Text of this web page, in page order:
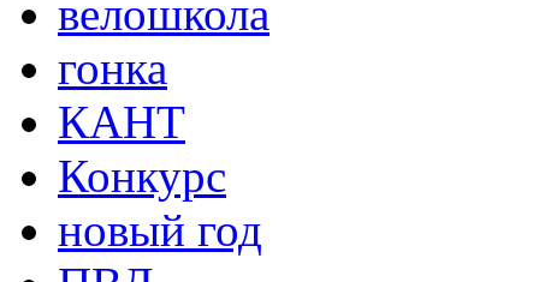
велошкола
гонка
КАНТ
Конкурс
новый год